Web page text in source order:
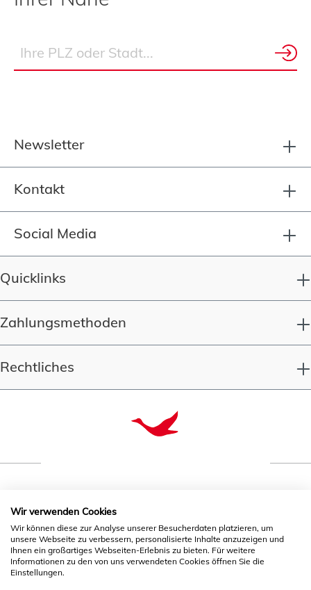
Newsletter
Kontakt
Social Media
Quicklinks
Zahlungsmethoden
Rechtliches
Qualität seit 1993
* Alle Preise inkl. gesetzl. Mehrwertsteuer zzgl.
Versandkostenund ggf. Nachnahmegebühren, wenn nicht
Wir verwenden Cookies
Wir können diese zur Analyse unserer Besucherdaten platzieren, um
unsere Webseite zu verbessern, personalisierte Inhalte anzuzeigen und
Ihnen ein großartiges Webseiten-Erlebnis zu bieten. Für weitere
Informationen zu den von uns verwendeten Cookies öffnen Sie die
Einstellungen.